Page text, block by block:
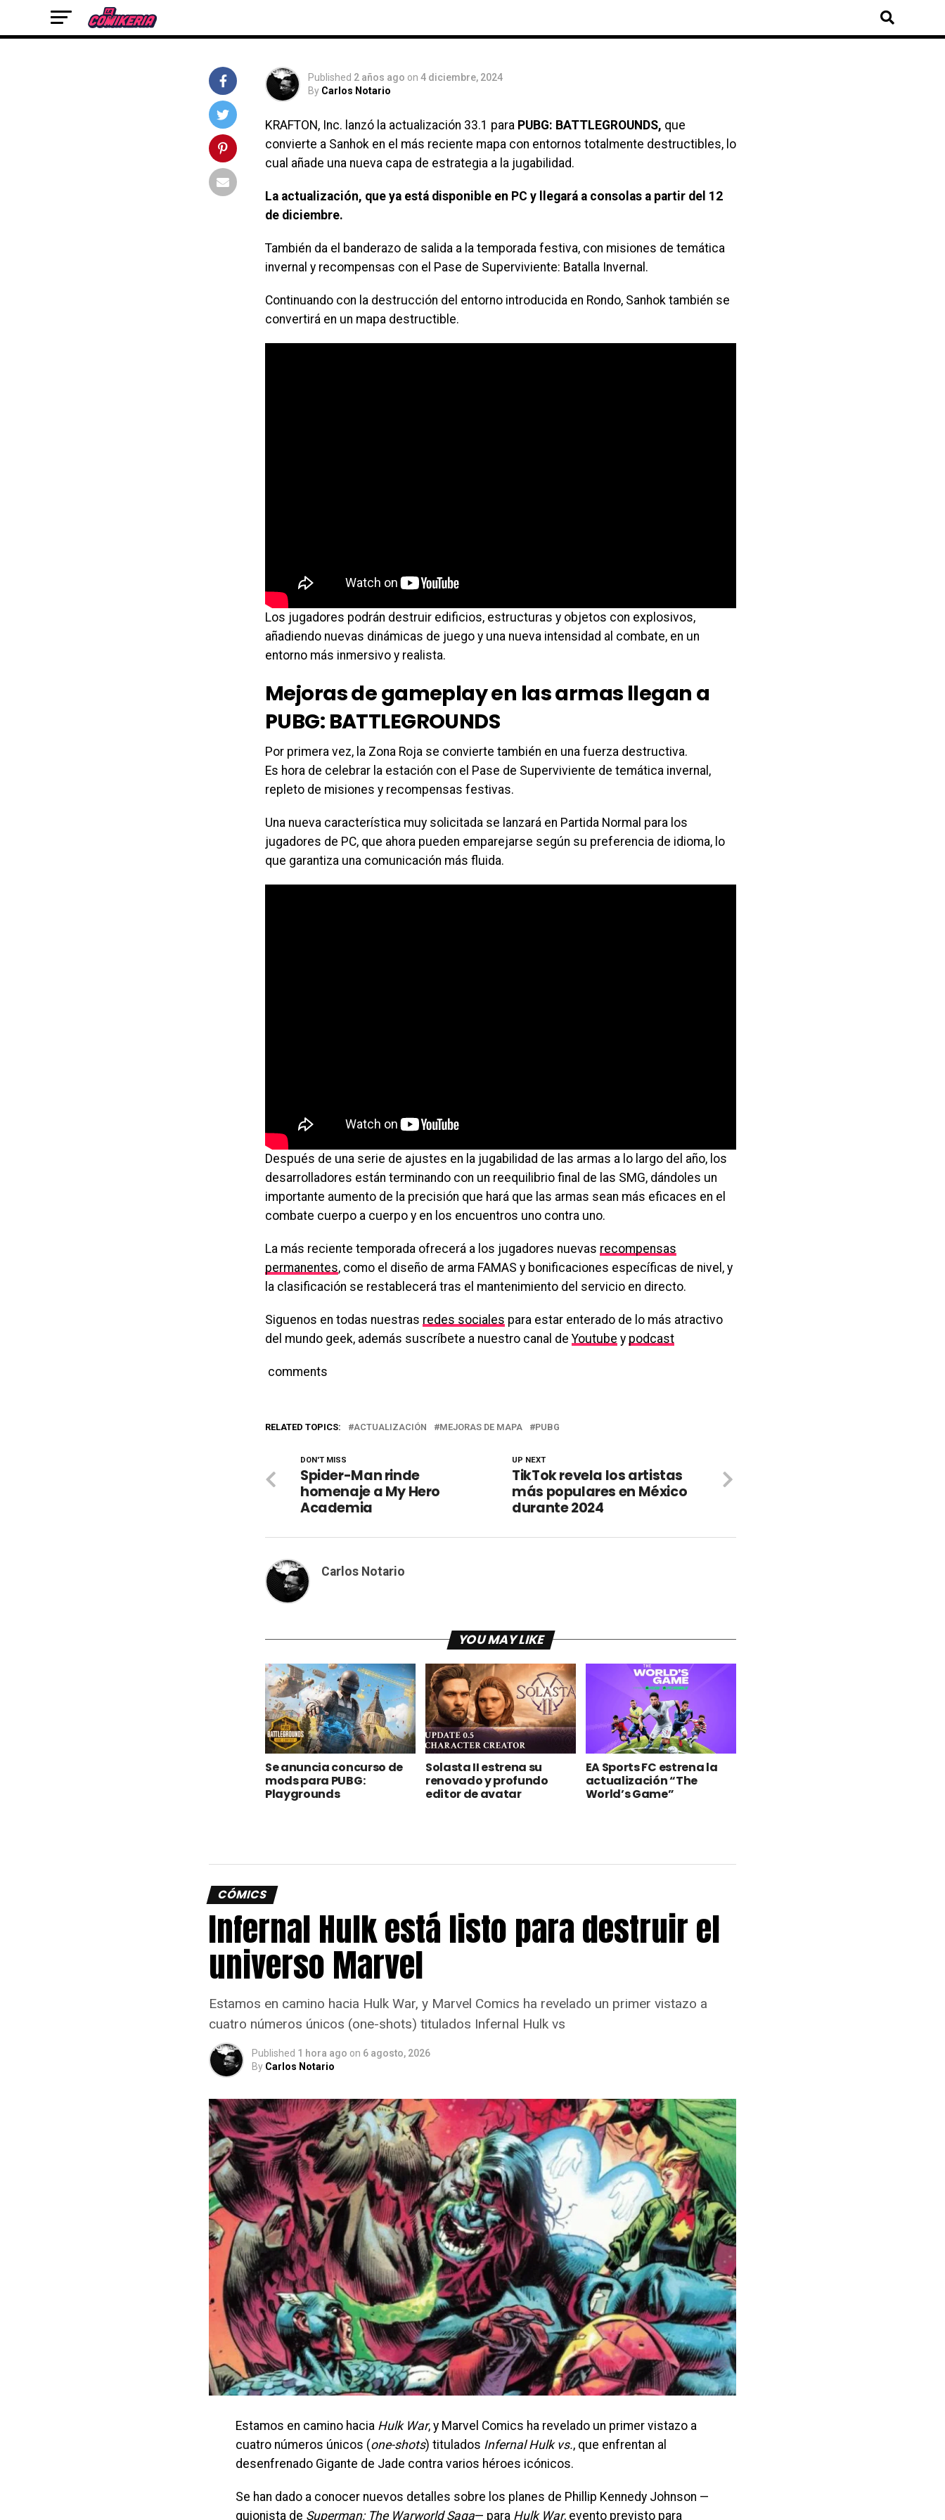
con su nueva actualización, replanteando totalmente el
gameplay
Published 2 años ago on 4 diciembre, 2024
By Carlos Notario
KRAFTON, Inc. lanzó la actualización 33.1 para PUBG: BATTLEGROUNDS, que
convierte a Sanhok en el más reciente mapa con entornos totalmente destructibles, lo
cual añade una nueva capa de estrategia a la jugabilidad.
La actualización, que ya está disponible en PC y llegará a consolas a partir del 12
de diciembre.
También da el banderazo de salida a la temporada festiva, con misiones de temática
invernal y recompensas con el Pase de Superviviente: Batalla Invernal.
Continuando con la destrucción del entorno introducida en Rondo, Sanhok también se
convertirá en un mapa destructible.
Los jugadores podrán destruir edificios, estructuras y objetos con explosivos,
añadiendo nuevas dinámicas de juego y una nueva intensidad al combate, en un
entorno más inmersivo y realista.
Mejoras de gameplay en las armas llegan a
PUBG: BATTLEGROUNDS
Por primera vez, la Zona Roja se convierte también en una fuerza destructiva.
Es hora de celebrar la estación con el Pase de Superviviente de temática invernal,
repleto de misiones y recompensas festivas.
Una nueva característica muy solicitada se lanzará en Partida Normal para los
jugadores de PC, que ahora pueden emparejarse según su preferencia de idioma, lo
que garantiza una comunicación más fluida.
Después de una serie de ajustes en la jugabilidad de las armas a lo largo del año, los
desarrolladores están terminando con un reequilibrio final de las SMG, dándoles un
importante aumento de la precisión que hará que las armas sean más eficaces en el
combate cuerpo a cuerpo y en los encuentros uno contra uno.
La más reciente temporada ofrecerá a los jugadores nuevas recompensas
permanentes, como el diseño de arma FAMAS y bonificaciones específicas de nivel, y
la clasificación se restablecerá tras el mantenimiento del servicio en directo.
Siguenos en todas nuestras redes sociales para estar enterado de lo más atractivo
del mundo geek, además suscríbete a nuestro canal deYoutube y podcast
comments
RELATED TOPICS: ACTUALIZACIÓN MEJORAS DE MAPA PUBG
UP NEXT
TikTok revela los artistas
más populares en México
durante 2024
DON'T MISS
Spider-Man rinde
homenaje a My Hero
Academia
Carlos Notario
YOU MAY LIKE
Se anuncia concurso de
mods para PUBG:
Playgrounds
Solasta II estrena su
renovado y profundo
editor de avatar
EA Sports FC estrena la
actualización “The
World’s Game”
CÓMICS
Infernal Hulk está listo para destruir el
universo Marvel
Estamos en camino hacia Hulk War, y Marvel Comics ha revelado un primer vistazo a
cuatro números únicos (one-shots) titulados Infernal Hulk vs
Published 1 hora ago on 6 agosto, 2026
By Carlos Notario
Estamos en camino hacia Hulk War, y Marvel Comics ha revelado un primer vistazo a
cuatro números únicos (one-shots) titulados Infernal Hulk vs., que enfrentan al
desenfrenado Gigante de Jade contra varios héroes icónicos.
Se han dado a conocer nuevos detalles sobre los planes de Phillip Kennedy Johnson —
guionista de Superman: The Warworld Saga— ​​para Hulk War, evento previsto para